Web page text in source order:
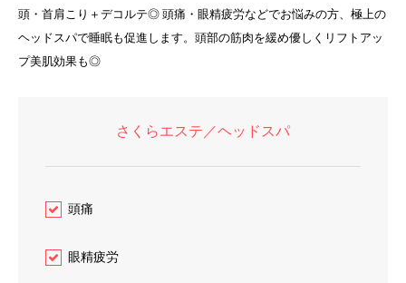
頭・首肩こり＋デコルテ◎ 頭痛・眼精疲労などでお悩みの方、極上の
ヘッドスパで睡眠も促進します。頭部の筋肉を緩め優しくリフトアッ
プ美肌効果も◎
さくらエステ／ヘッドスパ
頭痛
眼精疲労